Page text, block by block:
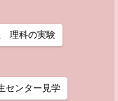
理科の実験
センター見学